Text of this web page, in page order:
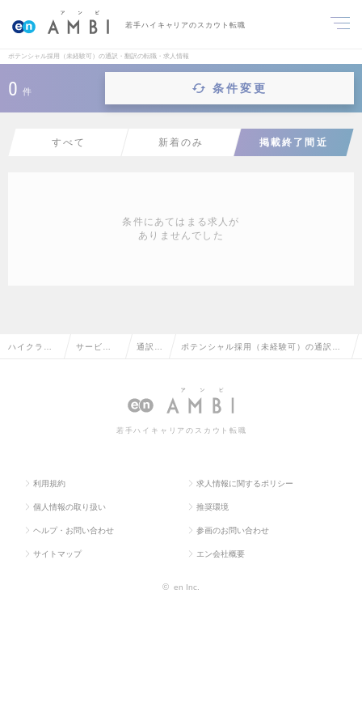
若手ハイキャリアのスカウト転職
ポテンシャル採用（未経験可）の通訳・翻訳の転職・求人情報
0 件 条件変更
すべて 新着のみ 掲載終了間近
条件にあてはまる求人が
ありませんでした
ハイクラス サービ 通訳・ ポテンシャル採用（未経験可）の通訳・
若手ハイキャリアのスカウト転職
利用規約 求人情報に関するポリシー
個人情報の取り扱い 推奨環境
ヘルプ・お問い合わせ 参画のお問い合わせ
サイトマップ エン会社概要
© en Inc.